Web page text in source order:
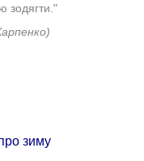
зодягти."
зиму